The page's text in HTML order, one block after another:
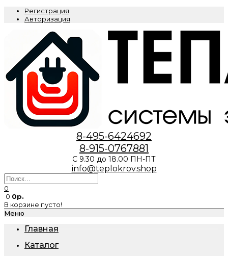
Регистрация
Авторизация
8-495-6424692
8-915-0767881
С 9.30 до 18.00 ПН-ПТ
info@teplokrov.shop
0
0 0р.
В корзине пусто!
Меню
Главная
Каталог